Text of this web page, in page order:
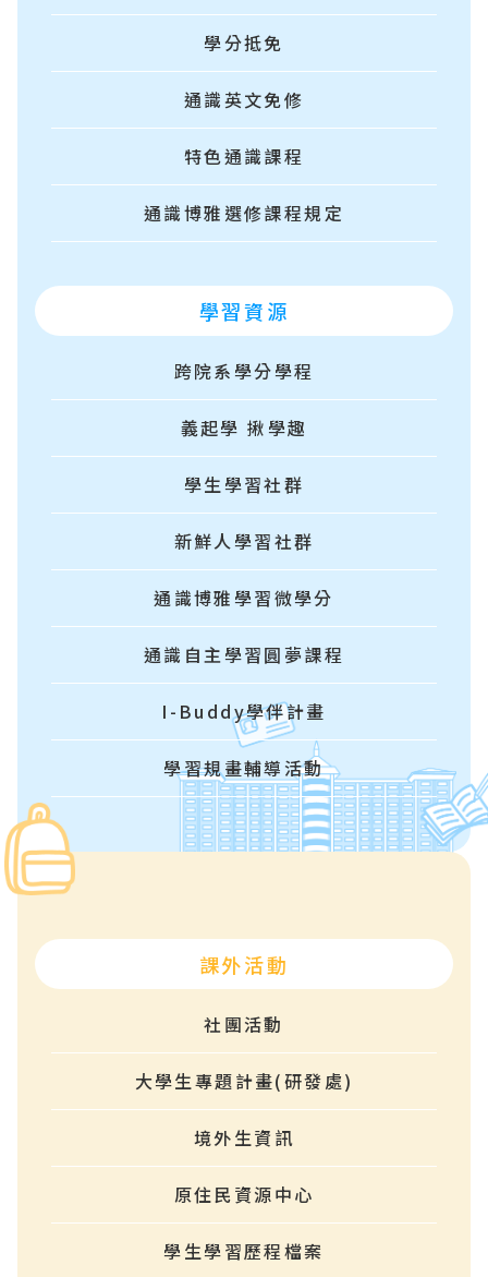
學分抵免
通識英文免修
特色通識課程
通識博雅選修課程規定
學習資源
跨院系學分學程
義起學 揪學趣
學生學習社群
新鮮人學習社群
通識博雅學習微學分
通識自主學習圓夢課程
I-Buddy學伴計畫
學習規畫輔導活動
課外活動
社團活動
大學生專題計畫(研發處)
境外生資訊
原住民資源中心
學生學習歷程檔案